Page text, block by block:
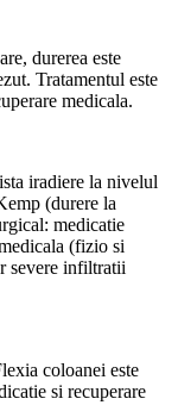
durerea este
Tratamentul este
medicala.
iradiere la nivelul
(durere la
medicatie
(fizio si
severe infiltratii
coloanei este
si recuperare